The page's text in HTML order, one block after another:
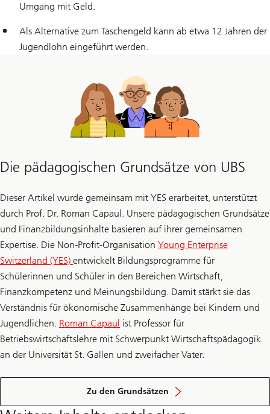
Umgang mit Geld.
Als Alternative zum Taschengeld kann ab etwa 12 Jahren der
Jugendlohn eingeführt werden.
Die pädagogischen Grundsätze von UBS
Dieser Artikel wurde gemeinsam mit YES erarbeitet, unterstützt
durch Prof. Dr. Roman Capaul. Unsere pädagogischen Grundsätze
und Finanzbildungsinhalte basieren auf ihrer gemeinsamen
Expertise. Die Non-Profit-Organisation Young Enterprise
Switzerland (YES) entwickelt Bildungsprogramme für
Schülerinnen und Schüler in den Bereichen Wirtschaft,
Finanzkompetenz und Meinungsbildung. Damit stärkt sie das
Verständnis für ökonomische Zusammenhänge bei Kindern und
Jugendlichen. Roman Capaul ist Professor für
Betriebswirtschaftslehre mit Schwerpunkt Wirtschaftspädagogik
an der Universität St. Gallen und zweifacher Vater.
Zu den Grundsätzen
der